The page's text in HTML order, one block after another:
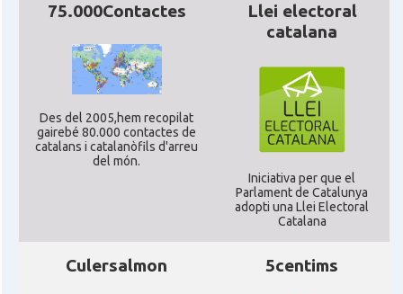
CAMON
Catalans a SOUTHAMPTON
CAMON Catalans a STIRLING
Catalans a WIGHT
CAMON Catalans a YORK
75.000Contactes
Des del 2005,hem recopilat
gairebé 80.000 contactes de
catalans i catalanòfils d'arreu
del món.
Llei electoral
catalana
Iniciativa per que el
Parlament de Catalunya
adopti una Llei Electoral
Catalana
Culersalmon 5centims